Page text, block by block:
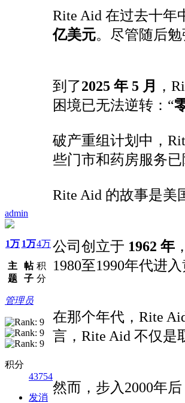
admin
1万
主
题
1万
帖
子
4万
积
分
管理员
积分
43754
发消
Rite Aid 在过去十年
亿美元。尽管随后
到了2025 年 5 月
，
困境已无法逆转：“
破产重组计划中，
些门市和药房服务
Rite Aid 的故事是美
公司创立于 1962 年
1980至1990年代进
在那个年代，Rite
言，Rite Aid 不仅是
然而，步入2000年